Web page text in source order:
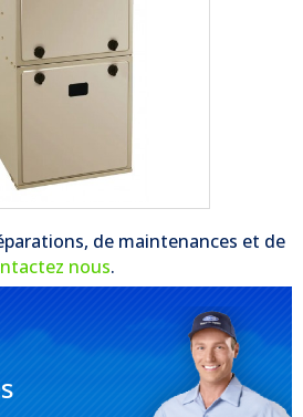
de maintenances et de
nous.